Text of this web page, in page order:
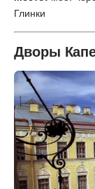
Глинки
Дворы